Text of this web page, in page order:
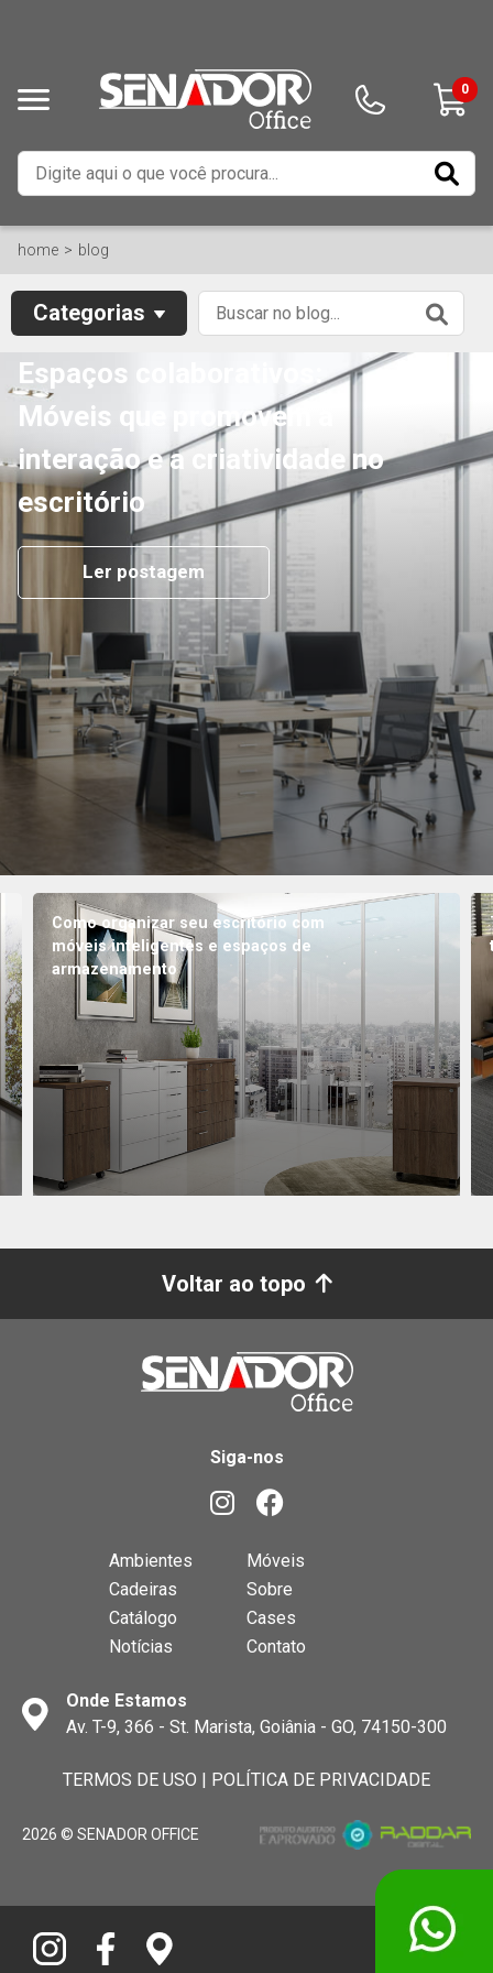
0
home blog
Categorias
Espaços colaborativos:
Móveis que promovem a
interação e a criatividade no
escritório
Ler postagem
Como organizar seu escritório com
móveis inteligentes e espaços de
armazenamento
Voltar ao topo
Siga-nos
Ambientes
Móveis
Cadeiras
Sobre
Catálogo
Cases
Notícias
Contato
Onde Estamos
Av. T-9, 366 - St. Marista, Goiânia - GO, 74150-300
TERMOS DE USO | POLÍTICA DE PRIVACIDADE
2026 © SENADOR OFFICE